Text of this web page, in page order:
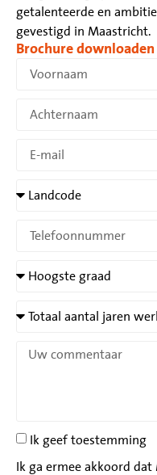
getalenteerde en
gevestigd in Maastricht.
Brochure downloaden
Ik geef toestemming
Ik ga ermee akkoord